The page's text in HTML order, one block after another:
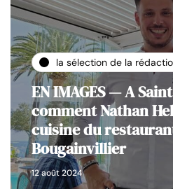
la sélection de la
EN IMAGES — A
comment Nathan
cuisine du
Bougainvillier
12 août 2024